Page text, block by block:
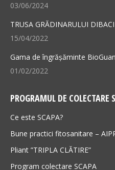
03/06/2024
TRUSA GRĂDINARULUI DIBACI
15/04/2022
Gama de îngrășăminte
01/02/2022
PROGRAMUL DE COLECTARE
Ce este SCAPA?
Bune practici fitosanitare –
Pliant ”TRIPLA CLĂTIRE”
Program colectare SCAPA